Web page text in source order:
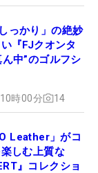
っかり」の絶妙
『FJクオンタ
中”のゴルフシ
時00分 14
Leather」がコ
しむ上質な
』コレクショ